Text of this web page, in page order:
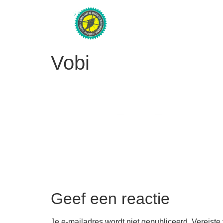
Vobi
Geef een reactie